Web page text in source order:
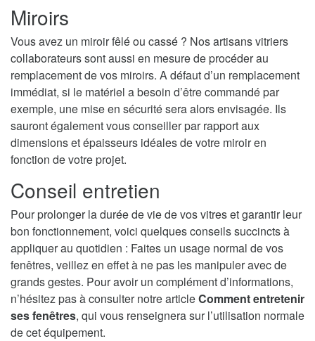
Miroirs
Vous avez un miroir fêlé ou cassé ? Nos artisans vitriers
collaborateurs sont aussi en mesure de procéder au
remplacement de vos miroirs. A défaut d’un remplacement
immédiat, si le matériel a besoin d’être commandé par
exemple, une mise en sécurité sera alors envisagée. Ils
sauront également vous conseiller par rapport aux
dimensions et épaisseurs idéales de votre miroir en
fonction de votre projet.
Conseil entretien
Pour prolonger la durée de vie de vos vitres et garantir leur
bon fonctionnement, voici quelques conseils succincts à
appliquer au quotidien : Faites un usage normal de vos
fenêtres, veillez en effet à ne pas les manipuler avec de
grands gestes. Pour avoir un complément d’informations,
n’hésitez pas à consulter notre articleComment entretenir
ses fenêtres, qui vous renseignera sur l’utilisation normale
de cet équipement.